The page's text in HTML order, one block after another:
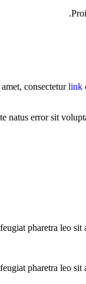
consecteturlink
natus error sit
pharetra leo
pharetra leo